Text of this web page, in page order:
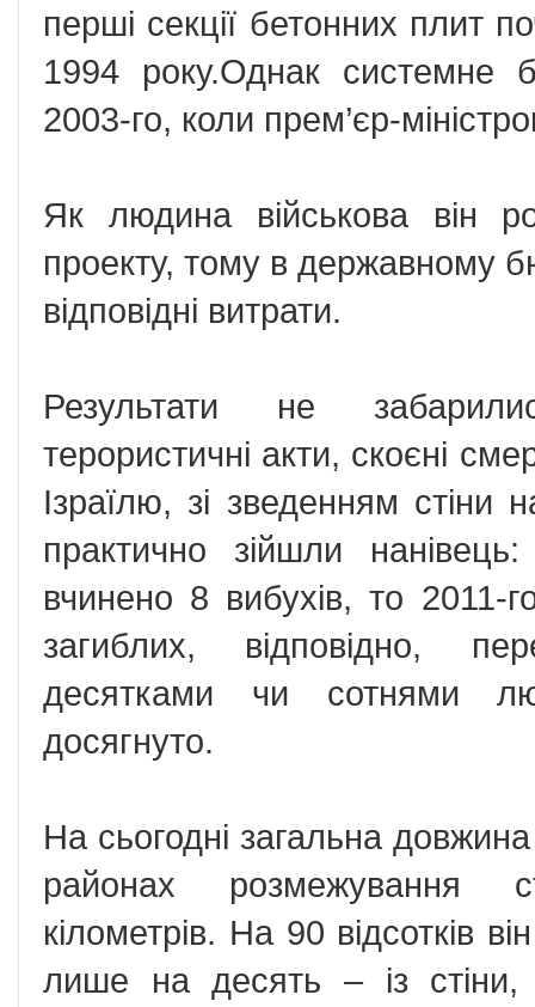
перші секції бетонних плит
1994 року.Однак системне
2003-го, коли прем’єр-
Як людина військова він
проекту, тому в державному
відповідні витрати.
Результати не
терористичні акти, скоєні
Ізраїлю, зі зведенням стіни
практично зійшли
вчинено 8 вибухів, то 2011-
загиблих, відповідно,
десятками чи сотнями
досягнуто.
На сьогодні загальна
районах розмежування
кілометрів. На 90 відсотків
лише на десять – із стіни,